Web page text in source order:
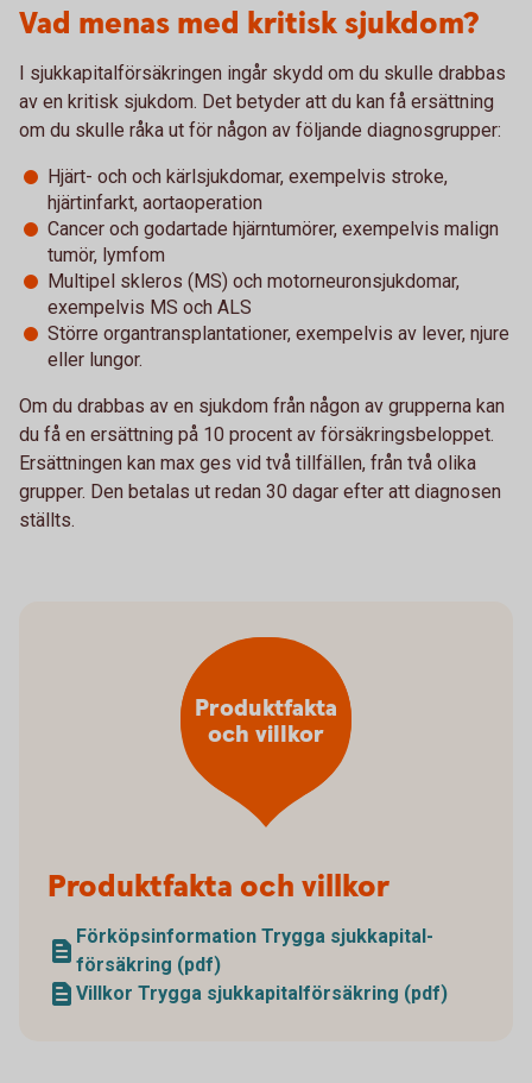
Vad menas med kritisk sjukdom?
I sjukkapitalförsäkringen ingår skydd om du skulle drabbas
av en kritisk sjukdom. Det betyder att du kan få ersättning
om du skulle råka ut för någon av följande diagnosgrupper:
Hjärt- och och kärlsjukdomar, exempelvis stroke,
hjärtinfarkt, aortaoperation
Cancer och godartade hjärntumörer, exempelvis malign
tumör, lymfom
Multipel skleros (MS) och motorneuronsjukdomar,
exempelvis MS och ALS
Större organtransplantationer, exempelvis av lever, njure
eller lungor.
Om du drabbas av en sjukdom från någon av grupperna kan
du få en ersättning på 10 procent av försäkringsbeloppet.
Ersättningen kan max ges vid två tillfällen, från två olika
grupper. Den betalas ut redan 30 dagar efter att diagnosen
ställts.
Produktfakta och villkor
Förköpsinformation Trygga sjukkapital­
försäkring (pdf)
Villkor Trygga sjukkapital­försäkring (pdf)
Produktfakta
och villkor